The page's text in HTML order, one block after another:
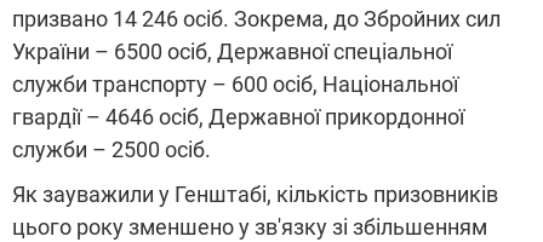
призвано 14 246 осіб. Зокрема, до Збройних сил
України – 6500 осіб, Державної спеціальної
служби транспорту – 600 осіб, Національної
гвардії – 4646 осіб, Державної прикордонної
служби – 2500 осіб.
Як зауважили у Генштабі, кількість призовників
цього року зменшено у зв'язку зі збільшенням